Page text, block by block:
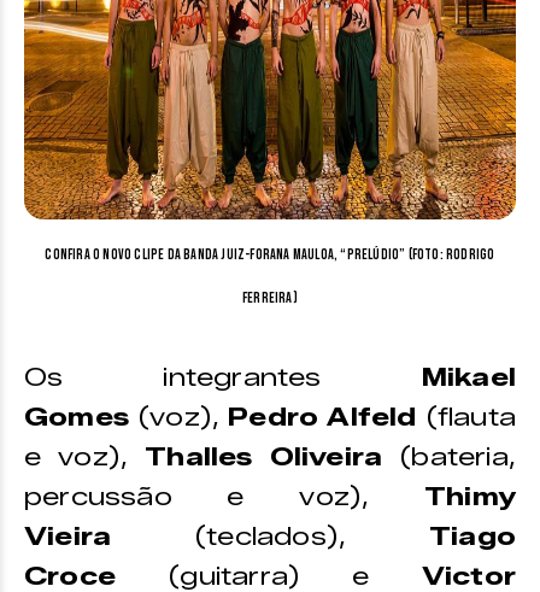
Confira o novo clipe da banda juiz-forana Mauloa, “Prelúdio” (Foto: Rodrigo
Ferreira)
Os integrantes Mikael
Gomes (voz), Pedro Alfeld (flauta
e voz), Thalles Oliveira (bateria,
percussão e voz), Thimy
Vieira (teclados), Tiago
Croce (guitarra) e Victor